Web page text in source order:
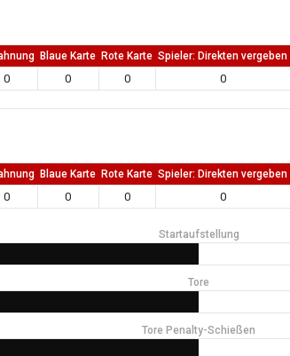
Blaue Karte Rote Karte Spieler: Direkten vergeben
0 0 0 0
Blaue Karte Rote Karte Spieler: Direkten vergeben
0 0 0 0
Startaufstellung
Tore
Tore Penalty-Schießen